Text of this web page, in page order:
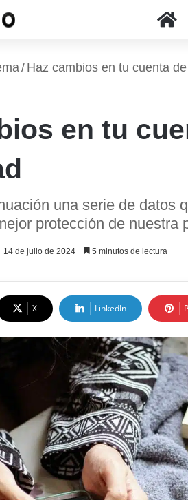
/ Haz cambios en tu cuenta
en tu
una serie de datos
protección de nuestra
14 de julio de 2024 5 minutos de lectura
X LinkedIn